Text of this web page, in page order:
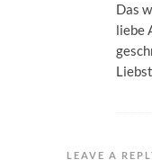
Das
liebe
LEAVE A